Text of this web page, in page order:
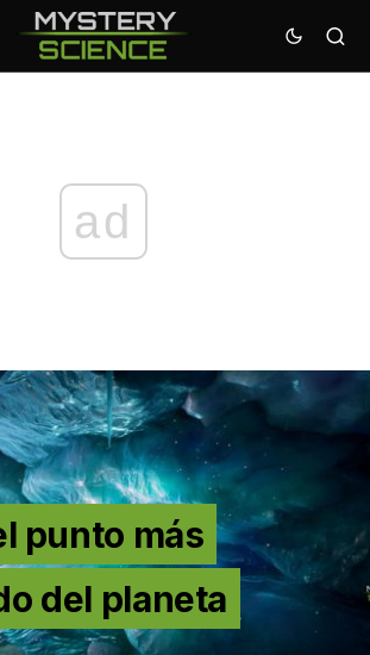
ad
punto más
del planeta